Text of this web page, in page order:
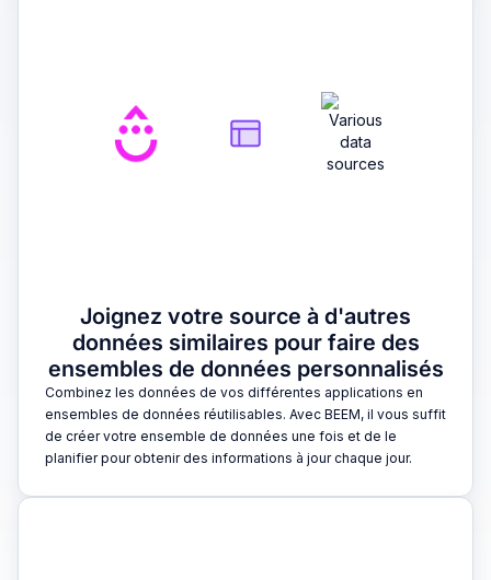
Joignez votre source à d'autres
données similaires pour faire des
ensembles de données personnalisés
Combinez les données de vos différentes applications en
ensembles de données réutilisables. Avec BEEM, il vous suffit
de créer votre ensemble de données une fois et de le
planifier pour obtenir des informations à jour chaque jour.